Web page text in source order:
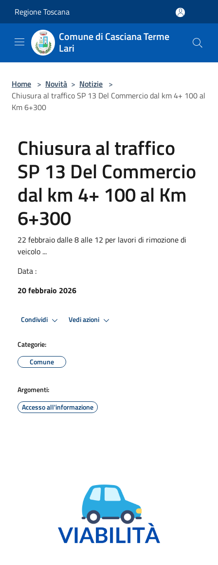
Regione Toscana
Comune di Casciana Terme
Lari
Home > Novità > Notizie >
Chiusura al traffico SP 13 Del Commercio dal km 4+ 100 al
Km 6+300
Chiusura al traffico
SP 13 Del Commercio
dal km 4+ 100 al Km
6+300
22 febbraio dalle 8 alle 12 per lavori di rimozione di
veicolo ...
Data :
20 febbraio 2026
Condividi Vedi azioni
Categorie:
Comune
Argomenti:
Accesso all'informazione